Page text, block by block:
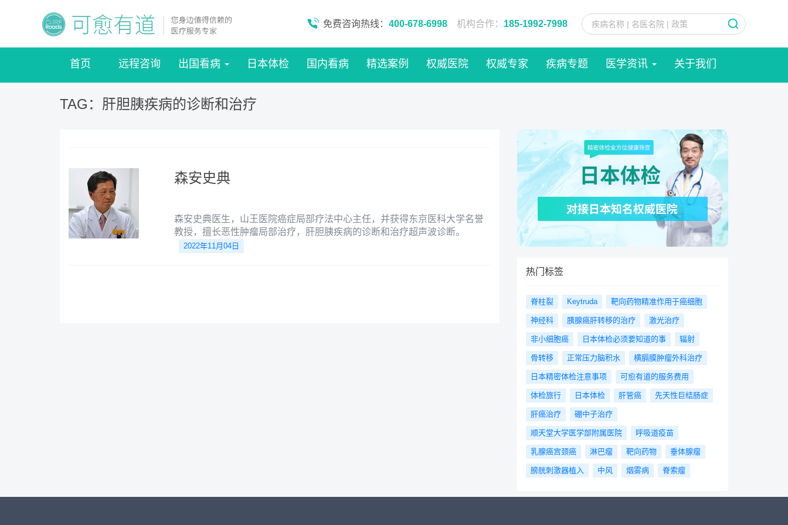
免费咨询热线： 400-678-6998 机构合作： 185-1992-7998
首页 远程咨询 出国看病 日本体检 国内看病 精选案例 权威医院 权威专家 疾病专题 医学资讯 关于我们
TAG：肝胆胰疾病的诊断和治疗
森安史典
森安史典医生，山王医院癌症局部疗法中心主任，并获得东京医科大学名誉
教授，擅长恶性肿瘤局部治疗，肝胆胰疾病的诊断和治疗超声波诊断。
2022年11月04日
热门标签
脊柱裂 Keytruda 靶向药物精准作用于癌细胞
神经科 胰腺癌肝转移的治疗 激光治疗
非小细胞癌 日本体检必须要知道的事 辐射
骨转移 正常压力脑积水 横膈膜肿瘤外科治疗
日本精密体检注意事项 可愈有道的服务费用
体检旅行 日本体检 肝管癌 先天性巨结肠症
肝癌治疗 硼中子治疗
顺天堂大学医学部附属医院 呼吸道疫苗
乳腺癌宫颈癌 淋巴瘤 靶向药物 垂体腺瘤
膀胱刺激器植入 中风 烟雾病 脊索瘤